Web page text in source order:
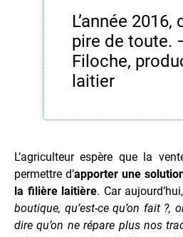
L’année 2016,
pire de toute.
Filoche,
laitier
L’agriculteur espère que la
permettre d’apporter une
la filière laitière. Car aujourd’hui,
boutique, qu’est-ce qu’on fait
dire qu’on ne répare plus nos